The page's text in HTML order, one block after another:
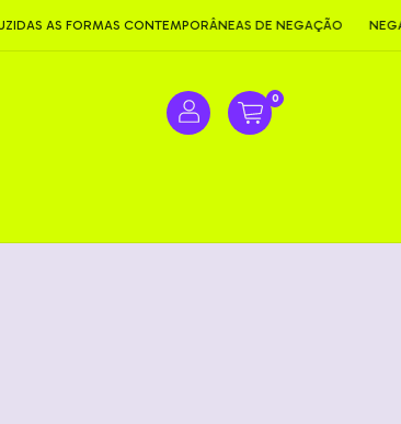
FORMAS CONTEMPORÂNEAS DE NEGAÇÃO
0